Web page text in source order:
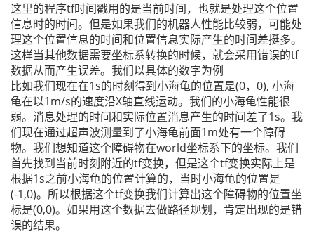
这里的程序tf时间戳用的是当前时间，也就是处理这个位置
信息时的时间。但是如果我们的机器人性能比较弱，可能处
理这个位置信息的时间和位置信息实际产生的时间差挺多。
这样当其他数据需要坐标系转换的时候，就会采用错误的tf
数据从而产生误差。我们以具体的数字为例
比如我们现在在1s的时刻得到小海龟的位置是(0，0), 小海
龟在以1m/s的速度沿X轴直线运动。我们的小海龟性能很
弱。消息处理的时间和实际位置消息产生的时间差了1s。我
们现在通过超声波测量到了小海龟前面1m处有一个障碍
物。我们想知道这个障碍物在world坐标系下的坐标。我们
首先找到当前时刻附近的tf变换，但是这个tf变换实际上是
根据1s之前小海龟的位置计算的，当时小海龟的位置是
(-1,0)。所以根据这个tf变换我们计算出这个障碍物的位置坐
标是(0,0)。如果用这个数据去做路径规划，肯定出现的是错
误的结果。